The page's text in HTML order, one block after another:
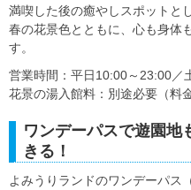
満喫した後の癒やしスポットと
春の花景色とともに、心も身体
す。
営業時間：平日10:00～23:00／
花景の湯入館料：別途必要（料
ワンデーパスで遊園地
きる！
よみうりランドのワンデーパス